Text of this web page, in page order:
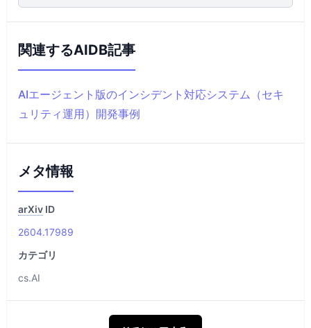
関連するAIDB記事
AIエージェント版のインシデント対応システム（セキ
ュリティ運用）開発事例
メタ情報
arXiv ID
2604.17989
カテゴリ
cs.AI